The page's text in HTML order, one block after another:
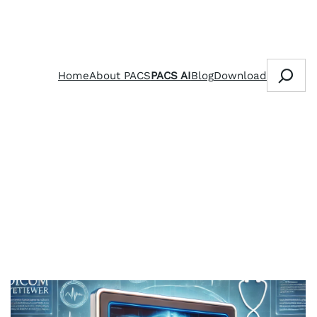
HomeAbout PACSPACS AIBlogDownload
Search